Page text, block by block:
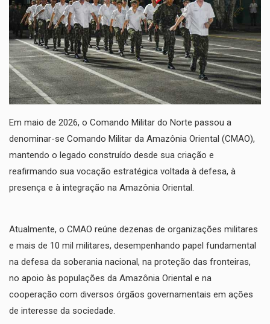
​Em maio de 2026, o Comando Militar do Norte passou a
denominar-se Comando Militar da Amazônia Oriental (CMAO),
mantendo o legado construído desde sua criação e
reafirmando sua vocação estratégica voltada à defesa, à
presença e à integração na Amazônia Oriental.
​Atualmente, o CMAO reúne dezenas de organizações militares
e mais de 10 mil militares, desempenhando papel fundamental
na defesa da soberania nacional, na proteção das fronteiras,
no apoio às populações da Amazônia Oriental e na
cooperação com diversos órgãos governamentais em ações
de interesse da sociedade.